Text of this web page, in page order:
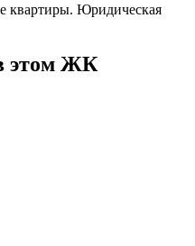
квартиры. Юридическая
этом ЖК